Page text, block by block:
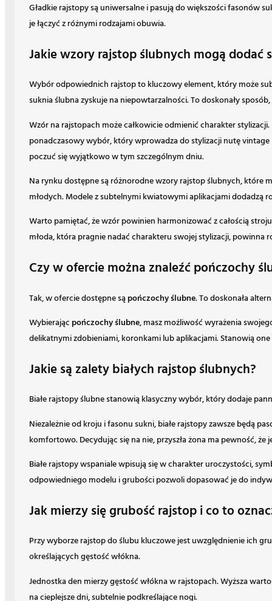
Gładkie rajstopy są uniwersalne i pasują do większości fasonów
je łączyć z różnymi rodzajami obuwia.
Jakie wzory rajstop ślubnych mogą dodać
Wybór odpowiednich rajstop to kluczowy element, który może
suknia ślubna zyskuje na niepowtarzalności. To doskonały
Wzór na rajstopach może całkowicie odmienić charakter
ponadczasowy wybór, który wprowadza do stylizacji nutę
poczuć się wyjątkowo w tym szczególnym dniu.
Na rynku dostępne są różnorodne wzory rajstop ślubnych, które
młodych. Modele z subtelnymi kwiatowymi aplikacjami dodadzą
Warto pamiętać, że wzór powinien harmonizować z całością
młoda, która pragnie nadać charakteru swojej stylizacji,
Czy w ofercie można znaleźć pończochy
Tak, w ofercie dostępne sąpończochy ślubne. To doskonała
Wybierając pończochy ślubne, masz możliwość wyrażenia
delikatnymi zdobieniami, koronkami lub aplikacjami. Stanowią
Jakie są zalety białych rajstop ślubnych?
Białe rajstopy ślubne stanowią klasyczny wybór, który dodaje
Niezależnie od kroju i fasonu sukni, białe rajstopy zawsze będą
komfortowo. Decydując się na nie, przyszła żona ma pewność,
Białe rajstopy wspaniale wpisują się w charakter uroczystości,
odpowiedniego modelu i grubości pozwoli dopasować je do
Jak mierzy się grubość rajstop i co to
Przy wyborze rajstop do ślubu kluczowe jest uwzględnienie ich
określających gęstość włókna.
Jednostka den mierzy gęstość włókna w rajstopach. Wyższa
na cieplejsze dni, subtelnie podkreślające nogi.